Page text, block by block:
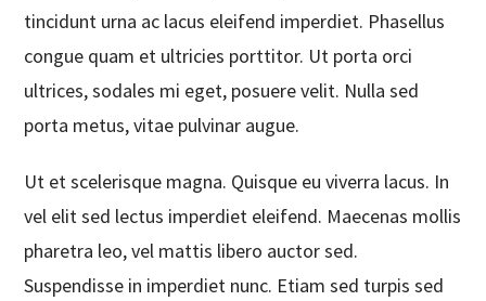
tincidunt urna ac lacus eleifend imperdiet. Phasellus
congue quam et ultricies porttitor. Ut porta orci
ultrices, sodales mi eget, posuere velit. Nulla sed
porta metus, vitae pulvinar augue.
Ut et scelerisque magna. Quisque eu viverra lacus. In
vel elit sed lectus imperdiet eleifend. Maecenas mollis
pharetra leo, vel mattis libero auctor sed.
Suspendisse in imperdiet nunc. Etiam sed turpis sed